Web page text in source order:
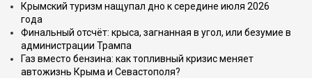
Крымский туризм нащупал дно к середине июля 2026
года
Финальный отсчёт: крыса, загнанная в угол, или безумие в
администрации Трампа
Газ вместо бензина: как топливный кризис меняет
автожизнь Крыма и Севастополя?